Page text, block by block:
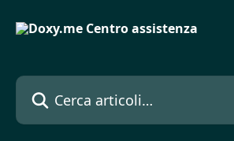
Cerca articoli…